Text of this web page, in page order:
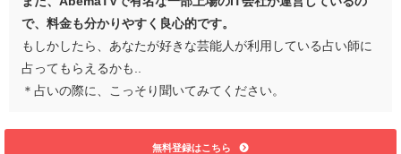
で、料金も分かりやすく良心的です。
もしかしたら、あなたが好きな芸能人が利用している占い師に
占ってもらえるかも..
＊占いの際に、こっそり聞いてみてください。
無料登録はこちら